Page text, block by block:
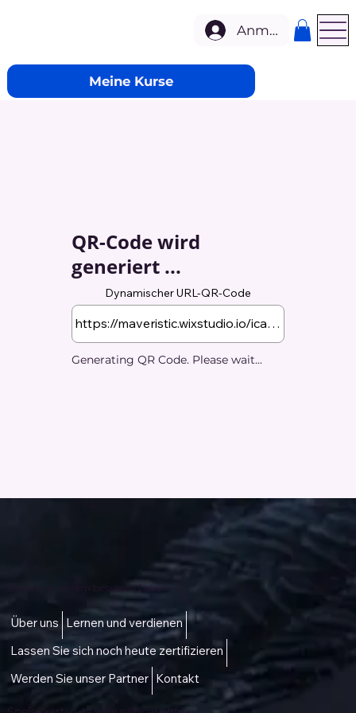
Meine Kurse
Anmelden
QR-Code wird
generiert ...
Dynamischer URL-QR-Code
Generating QR Code. Please wait...
Zugang zu einem besseren Leben
Über uns Lernen und verdienen
Lassen Sie sich noch heute zertifizieren
Werden Sie unser Partner Kontakt